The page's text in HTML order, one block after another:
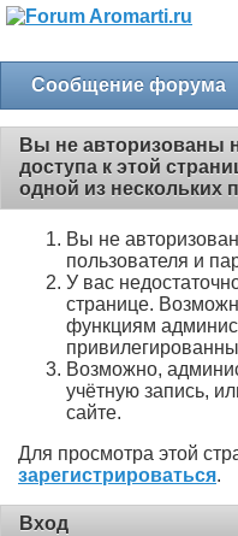
Сообщение форума
Вы не авторизованы
доступа к этой
одной из нескольких
Вы не
пользователя и
У вас
странице.
функциям
Возможно,
учётную запись,
сайте.
Для просмотра этой
зарегистрироваться.
Вход